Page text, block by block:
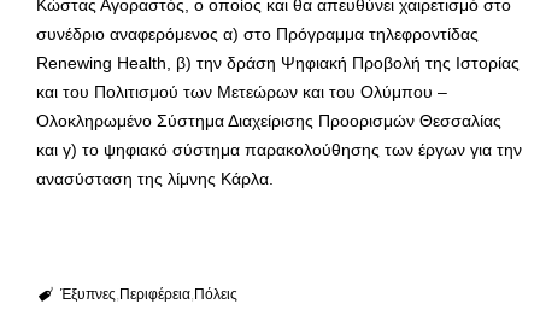
Κώστας Αγοραστός, ο οποίος και θα απευθύνει χαιρετισμό στο
συνέδριο αναφερόμενος α) στο Πρόγραμμα τηλεφροντίδας
Renewing Health, β) την δράση Ψηφιακή Προβολή της Ιστορίας
και του Πολιτισμού των Μετεώρων και του Ολύμπου –
Ολοκληρωμένο Σύστημα Διαχείρισης Προορισμών Θεσσαλίας
και γ) το ψηφιακό σύστημα παρακολούθησης των έργων για την
ανασύσταση της λίμνης Κάρλα.
Έξυπνες Περιφέρεια Πόλεις